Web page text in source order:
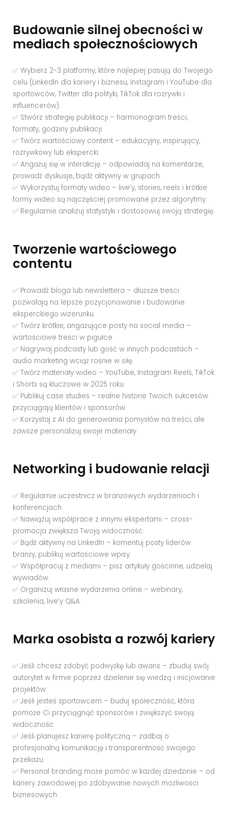
Budowanie silnej obecności w
mediach społecznościowych
✅ Wybierz 2-3 platformy, które najlepiej pasują do Twojego
celu (LinkedIn dla kariery i biznesu, Instagram i YouTube dla
sportowców, Twitter dla polityki, TikTok dla rozrywki i
influencerów).
✅ Stwórz strategię publikacji – harmonogram treści,
formaty, godziny publikacji.
✅ Twórz wartościowy content – edukacyjny, inspirujący,
rozrywkowy lub ekspercki.
✅ Angażuj się w interakcję – odpowiadaj na komentarze,
prowadź dyskusje, bądź aktywny w grupach.
✅ Wykorzystuj formaty wideo – live’y, stories, reels i krótkie
formy wideo są najczęściej promowane przez algorytmy.
✅ Regularnie analizuj statystyki i dostosowuj swoją strategię.
Tworzenie wartościowego
contentu
✅ Prowadź bloga lub newslettera – dłuższe treści
pozwalają na lepsze pozycjonowanie i budowanie
eksperckiego wizerunku.
✅ Twórz krótkie, angażujące posty na social media –
wartościowe treści w pigułce.
✅ Nagrywaj podcasty lub gość w innych podcastach –
audio marketing wciąż rośnie w siłę.
✅ Twórz materiały wideo – YouTube, Instagram Reels, TikTok
i Shorts są kluczowe w 2025 roku.
✅ Publikuj case studies – realne historie Twoich sukcesów
przyciągają klientów i sponsorów.
✅ Korzystaj z AI do generowania pomysłów na treści, ale
zawsze personalizuj swoje materiały.
Networking i budowanie relacji
✅ Regularnie uczestnicz w branżowych wydarzeniach i
konferencjach.
✅ Nawiązuj współprace z innymi ekspertami – cross-
promocja zwiększa Twoją widoczność.
✅ Bądź aktywny na LinkedIn – komentuj posty liderów
branży, publikuj wartościowe wpisy.
✅ Współpracuj z mediami – pisz artykuły gościnne, udzielaj
wywiadów.
✅ Organizuj własne wydarzenia online – webinary,
szkolenia, live’y Q&A.
Marka osobista a rozwój kariery
✅ Jeśli chcesz zdobyć podwyżkę lub awans – zbuduj swój
autorytet w firmie poprzez dzielenie się wiedzą i inicjowanie
projektów.
✅ Jeśli jesteś sportowcem – buduj społeczność, która
pomoże Ci przyciągnąć sponsorów i zwiększyć swoją
widoczność.
✅ Jeśli planujesz karierę polityczną – zadbaj o
profesjonalną komunikację i transparentność swojego
przekazu.
✅ Personal branding może pomóc w każdej dziedzinie – od
kariery zawodowej po zdobywanie nowych możliwości
biznesowych.